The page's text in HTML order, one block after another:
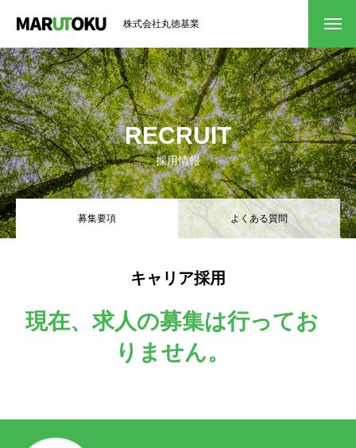
株式会社丸徳基業
RECRUIT
採用情報
募集要項 よくある質問
キャリア採用
現在、求人の募集は行ってお
りません。